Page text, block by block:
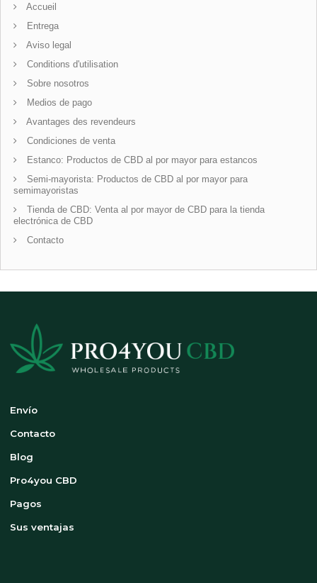
Accueil
Entrega
Aviso legal
Conditions d'utilisation
Sobre nosotros
Medios de pago
Avantages des revendeurs
Condiciones de venta
Estanco: Productos de CBD al por mayor para estancos
Semi-mayorista: Productos de CBD al por mayor para
semimayoristas
Tienda de CBD: Venta al por mayor de CBD para la tienda
electrónica de CBD
Contacto
Envío
Contacto
Blog
Pro4you CBD
Pagos
Sus ventajas